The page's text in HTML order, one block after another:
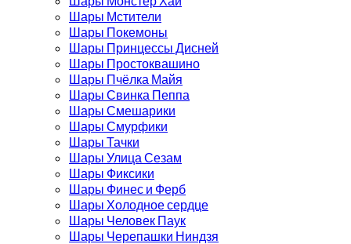
Шары Мстители
Шары Покемоны
Шары Принцессы Дисней
Шары Простоквашино
Шары Пчёлка Майя
Шары Свинка Пеппа
Шары Смешарики
Шары Смурфики
Шары Тачки
Шары Улица Сезам
Шары Фиксики
Шары Финес и Ферб
Шары Холодное сердце
Шары Человек Паук
Шары Черепашки Ниндзя